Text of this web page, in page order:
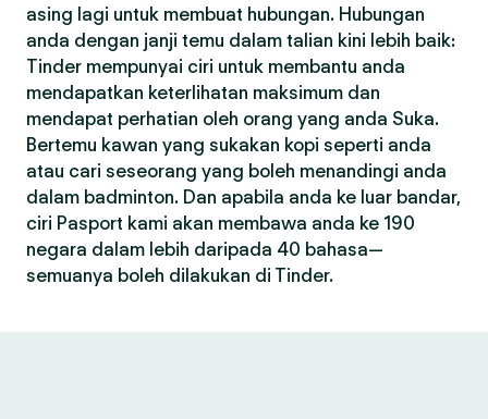
asing lagi untuk membuat hubungan. Hubungan
anda dengan janji temu dalam talian kini lebih baik:
Tinder mempunyai ciri untuk membantu anda
mendapatkan keterlihatan maksimum dan
mendapat perhatian oleh orang yang anda Suka.
Bertemu kawan yang sukakan kopi seperti anda
atau cari seseorang yang boleh menandingi anda
dalam badminton. Dan apabila anda ke luar bandar,
ciri Pasport kami akan membawa anda ke 190
negara dalam lebih daripada 40 bahasa—
semuanya boleh dilakukan di Tinder.